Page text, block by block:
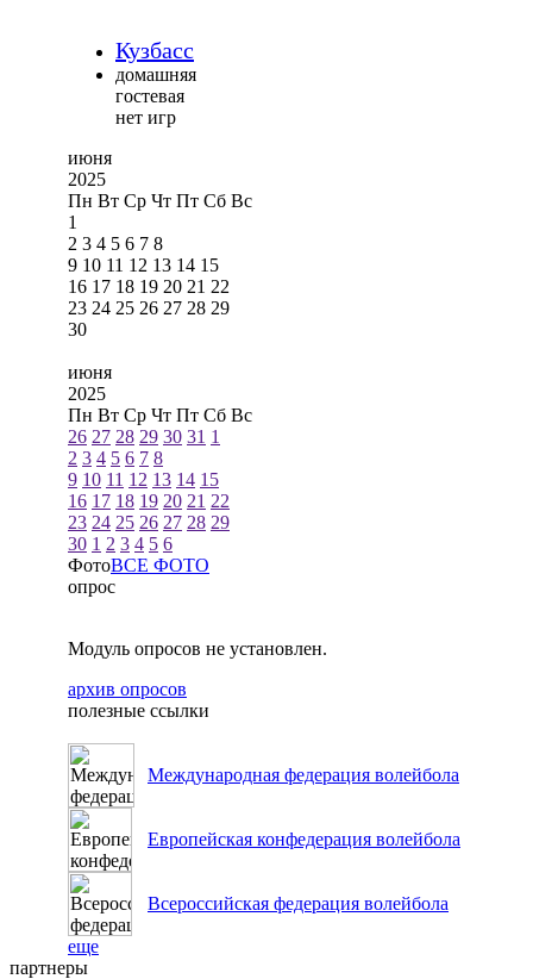
Кузбасс
домашняя
гостевая
нет игр
июня
2025
Пн Вт Ср Чт Пт Сб Вс
1
2 3 4 5 6 7 8
9 10 11 12 13 14 15
16 17 18 19 20 21 22
23 24 25 26 27 28 29
30
июня
2025
Пн Вт Ср Чт Пт Сб Вс
26 27 28 29 30 31 1
2 3 4 5 6 7 8
9 10 11 12 13 14 15
16 17 18 19 20 21 22
23 24 25 26 27 28 29
30 1 2 3 4 5 6
ФотоВСЕ ФОТО
опрос
Модуль опросов не установлен.
архив опросов
полезные ссылки
Международная федерация волейбола
Европейская конфедерация волейбола
Всероссийская федерация волейбола
еще
партнеры